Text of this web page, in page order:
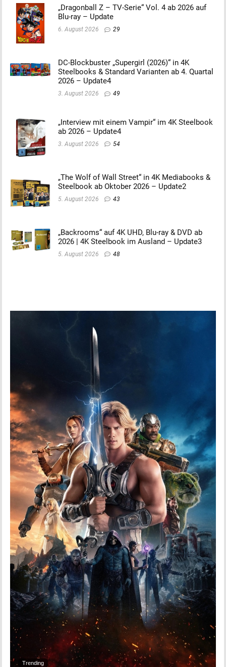
„Dragonball Z – TV-Serie“ Vol. 4 ab 2026 auf
Blu-ray – Update
6. August 2026 29
DC-Blockbuster „Supergirl (2026)“ in 4K
Steelbooks & Standard Varianten ab 4. Quartal
2026 – Update4
3. August 2026 49
„Interview mit einem Vampir“ im 4K Steelbook
ab 2026 – Update4
3. August 2026 54
„The Wolf of Wall Street“ in 4K Mediabooks &
Steelbook ab Oktober 2026 – Update2
5. August 2026 43
„Backrooms“ auf 4K UHD, Blu-ray & DVD ab
2026 | 4K Steelbook im Ausland – Update3
5. August 2026 48
Trending